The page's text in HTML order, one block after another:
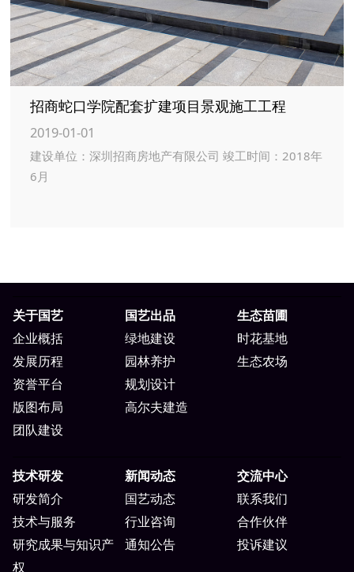
招商蛇口学院配套扩建项目景观施工工程
2019-01-01
建设单位：深圳招商房地产有限公司 竣工时间：2018年
6月
关于国艺
企业概括
发展历程
资誉平台
版图布局
团队建设
国艺出品
绿地建设
园林养护
规划设计
高尔夫建造
生态苗圃
时花基地
生态农场
技术研发
研发简介
技术与服务
研究成果与知识产
权
新闻动态
国艺动态
行业咨询
通知公告
交流中心
联系我们
合作伙伴
投诉建议